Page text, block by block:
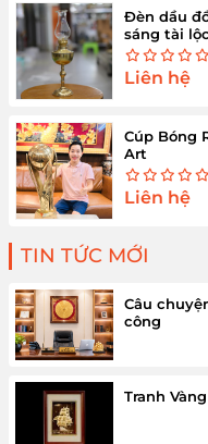
Đèn dầu
sáng tài lộc
Liên hệ
Cúp Bóng
Art
Liên hệ
TIN TỨC MỚI
Câu
công
Tranh